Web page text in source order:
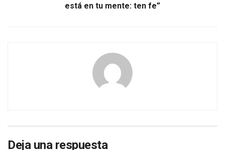
está en tu mente: ten fe”
Deja una respuesta